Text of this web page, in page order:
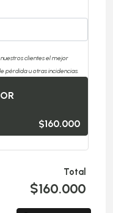
clientes el mejor
pérdida u otras incidencias.
$160.000
Total
$160.000